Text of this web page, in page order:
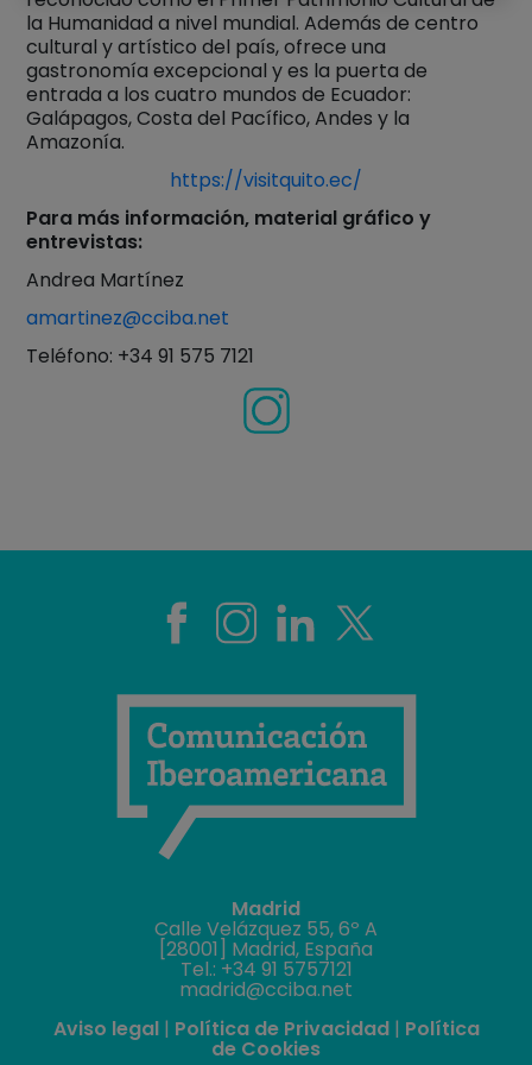
la Humanidad a nivel mundial. Además de centro
cultural y artístico del país, ofrece una
gastronomía excepcional y es la puerta de
entrada a los cuatro mundos de Ecuador:
Galápagos, Costa del Pacífico, Andes y la
Amazonía.
https://visitquito.ec/
Para más información, material gráfico y
entrevistas:
Andrea Martínez
amartinez@cciba.net
Teléfono: +34 91 575 7121
Madrid
Calle Velázquez 55, 6º A
[28001] Madrid, España
Tel.: +34 91 5757121
madrid@cciba.net
Aviso legal| Política de Privacidad| Política
de Cookies